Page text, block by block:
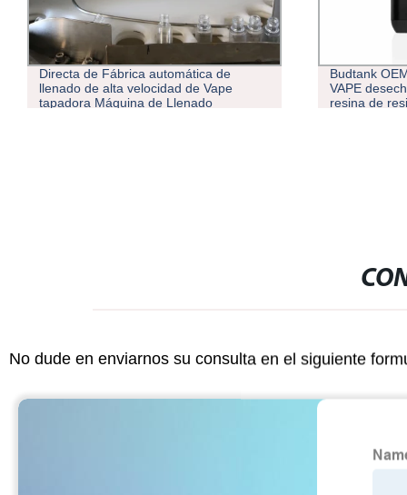
Directa de Fábrica automática de
llenado de alta velocidad de Vape
tapadora Máquina de Llenado
Budtank
VAPE
resina de
No dude en enviarnos su consulta en el siguiente